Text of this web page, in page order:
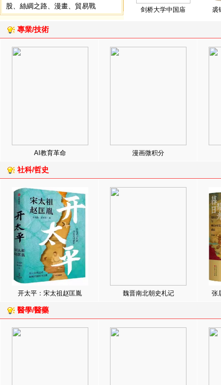
股
絲綢之路 漫畫 貿易戰 剑桥大学中国庙 裘
專業/技術
AI教育革命 漫画微积分
社科/哲史
开太平：宋太祖赵匡胤 魏晋南北朝史札记 张
醫學/醫藥